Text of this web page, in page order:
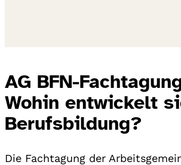
AG BFN-
Wohin entwickelt
Berufsbildung?
Die Fachtagung der